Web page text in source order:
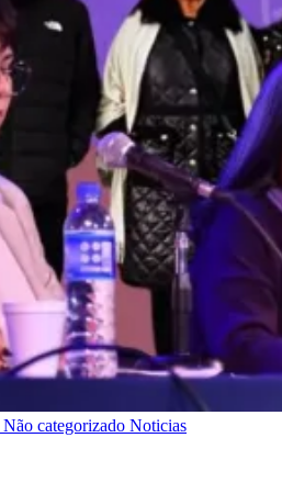
Não categorizado Noticias